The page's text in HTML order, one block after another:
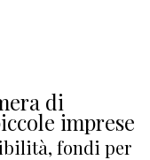
di
imprese
fondi per